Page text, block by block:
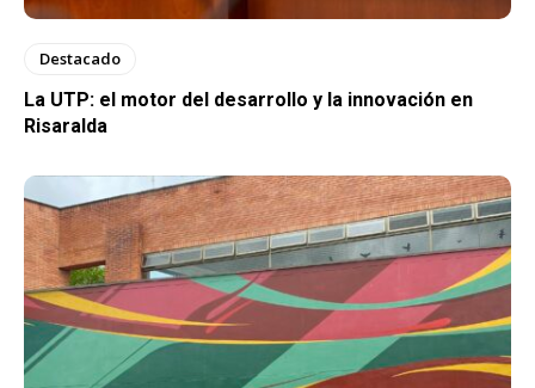
Destacado
La UTP: el motor del desarrollo y la innovación en
Risaralda